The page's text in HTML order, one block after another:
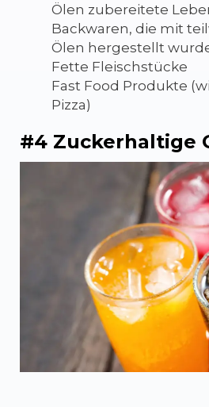
Ölen zubereitete
Backwaren, die mit
Ölen hergestellt
Fette Fleischstücke
Fast Food Produkte
Pizza)
#4 Zuckerhaltige